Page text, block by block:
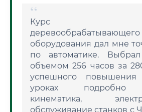
Курс
деревообрабатывающего
оборудования дал мне
по автоматике.
объемом 256 часов за
успешного
уроках подробно
кинематика,
обслуживание станков с